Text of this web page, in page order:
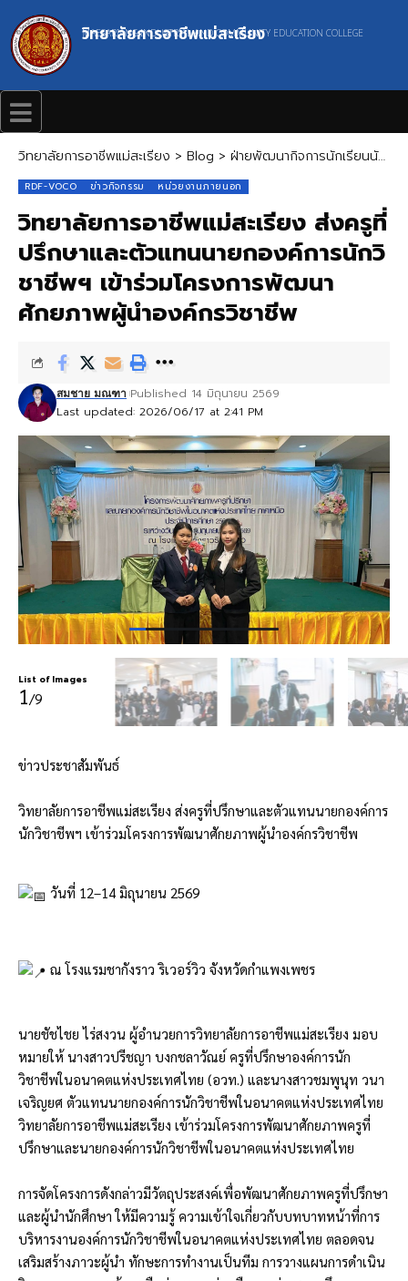
วิทยาลัยการอาชีพแม่สะเรียง
MAESARIANG INDUSTRIAL AND COMMUNITY EDUCATION COLLEGE
วิทยาลัยการอาชีพแม่สะเรียง > Blog > ฝ่ายพัฒนากิจการนักเรียนนักศึกษา
RDF-VOCO ข่าวกิจกรรม หน่วยงานภายนอก
วิทยาลัยการอาชีพแม่สะเรียง ส่งครูที่
ปรึกษาและตัวแทนนายกองค์การนักวิ
ชาชีพฯ เข้าร่วมโครงการพัฒนา
ศักยภาพผู้นำองค์กรวิชาชีพ
Last updated: 2026/06/17 at 2:41 PM
สมชาย มณฑา Published 14 มิถุนายน 2569
List of Images
1/9
ข่าวประชาสัมพันธ์
วิทยาลัยการอาชีพแม่สะเรียง ส่งครูที่ปรึกษาและตัวแทนนายกองค์การ
นักวิชาชีพฯ เข้าร่วมโครงการพัฒนาศักยภาพผู้นำองค์กรวิชาชีพ
วันที่ 12–14 มิถุนายน 2569
ณ โรงแรมชากังราว ริเวอร์วิว จังหวัดกำแพงเพชร
นายชัชไชย ไร่สงวน ผู้อำนวยการวิทยาลัยการอาชีพแม่สะเรียง มอบ
หมายให้ นางสาวปรีชญา บงกชลาวัณย์ ครูที่ปรึกษาองค์การนัก
วิชาชีพในอนาคตแห่งประเทศไทย (อวท.) และนางสาวชมพูนุท วนา
เจริญยศ ตัวแทนนายกองค์การนักวิชาชีพในอนาคตแห่งประเทศไทย
วิทยาลัยการอาชีพแม่สะเรียง เข้าร่วมโครงการพัฒนาศักยภาพครูที่
ปรึกษาและนายกองค์การนักวิชาชีพในอนาคตแห่งประเทศไทย
การจัดโครงการดังกล่าวมีวัตถุประสงค์เพื่อพัฒนาศักยภาพครูที่ปรึกษา
และผู้นำนักศึกษา ให้มีความรู้ ความเข้าใจเกี่ยวกับบทบาทหน้าที่การ
บริหารงานองค์การนักวิชาชีพในอนาคตแห่งประเทศไทย ตลอดจน
เสริมสร้างภาวะผู้นำ ทักษะการทำงานเป็นทีม การวางแผนการดำเนิน